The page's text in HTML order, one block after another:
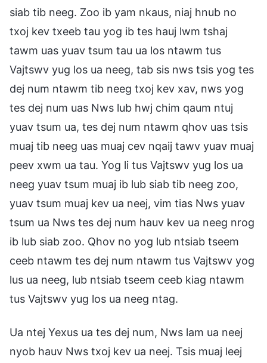
siab tib neeg. Zoo ib yam nkaus, niaj hnub no
txoj kev txeeb tau yog ib tes hauj lwm tshaj
tawm uas yuav tsum tau ua los ntawm tus
Vajtswv yug los ua neeg, tab sis nws tsis yog tes
dej num ntawm tib neeg txoj kev xav, nws yog
tes dej num uas Nws lub hwj chim qaum ntuj
yuav tsum ua, tes dej num ntawm qhov uas tsis
muaj tib neeg uas muaj cev nqaij tawv yuav muaj
peev xwm ua tau. Yog li tus Vajtswv yug los ua
neeg yuav tsum muaj ib lub siab tib neeg zoo,
yuav tsum muaj kev ua neej, vim tias Nws yuav
tsum ua Nws tes dej num hauv kev ua neeg nrog
ib lub siab zoo. Qhov no yog lub ntsiab tseem
ceeb ntawm tes dej num ntawm tus Vajtswv yog
lus ua neeg, lub ntsiab tseem ceeb kiag ntawm
tus Vajtswv yug los ua neeg ntag.
Ua ntej Yexus ua tes dej num, Nws lam ua neej
nyob hauv Nws txoj kev ua neej. Tsis muaj leej